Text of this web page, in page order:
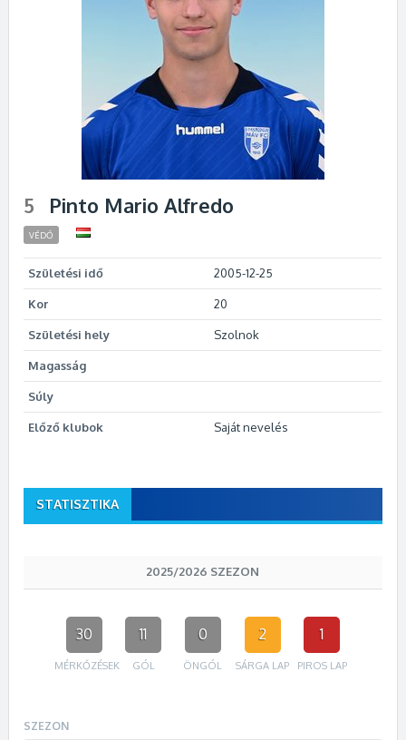
5 Pinto Mario Alfredo
VÉDŐ
Születési idő 2005-12-25
Kor 20
Születési hely Szolnok
Magasság
Súly
Előző klubok Saját nevelés
STATISZTIKA
2025/2026 SZEZON
30
MÉRKŐZÉSEK
11
GÓL
0
ÖNGÓL
2
SÁRGA LAP
1
PIROS LAP
SZEZON